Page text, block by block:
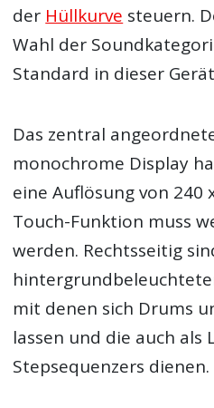
der Hüllkurve steuern.
Wahl der
Standard in dieser
Das zentral
monochrome Display
eine Auflösung von 240
Touch-Funktion muss
werden. Rechtsseitig
mit denen sich Drums
lassen und die auch als
Stepsequenzers dienen.